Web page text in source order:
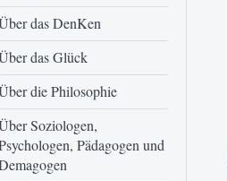
das DenKen
das Glück
die Philosophie
Soziologen,
Pädagogen und